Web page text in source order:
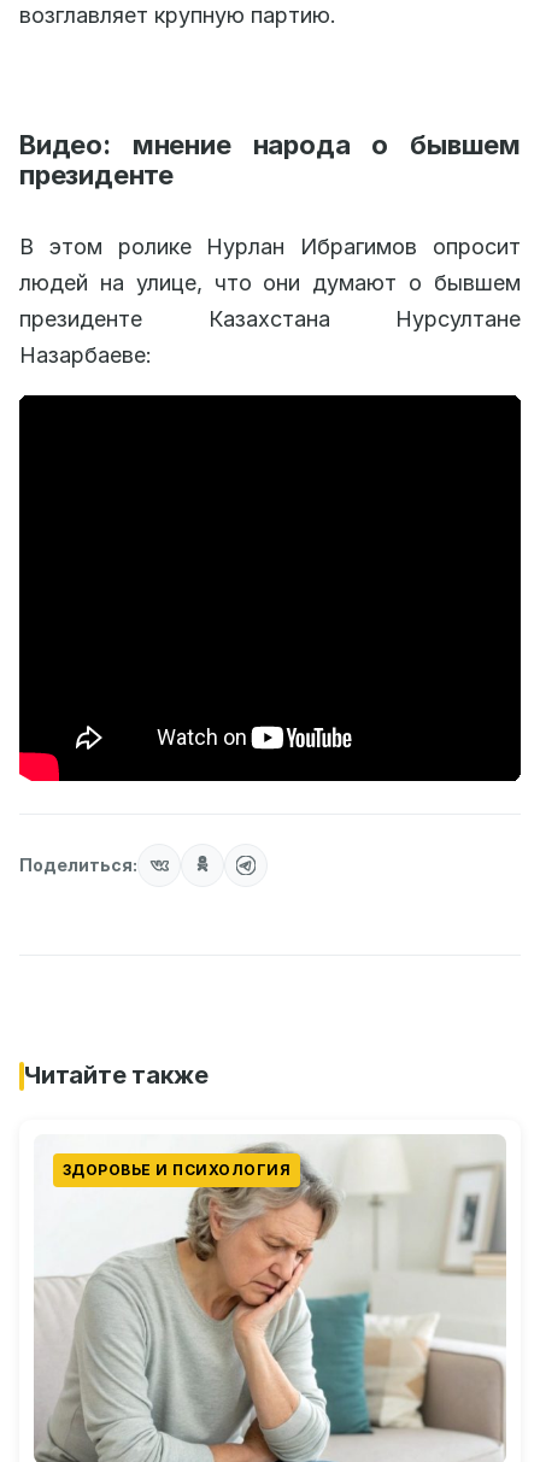
возглавляет крупную партию.
Видео: мнение народа о бывшем
президенте
В этом ролике Нурлан Ибрагимов опросит
людей на улице, что они думают о бывшем
президенте Казахстана Нурсултане
Назарбаеве:
Поделиться:
Читайте также
ЗДОРОВЬЕ И ПСИХОЛОГИЯ